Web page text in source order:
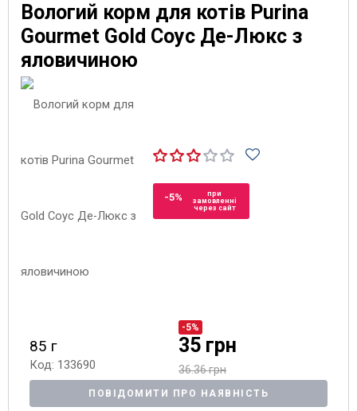
Вологий корм для котів Purina
Gourmet Gold Соус Де-Люкс з
яловичиною
-5%
при
замовленні
через сайт
85 г
Код: 133690
-5%
35 грн
36.36 грн
ПОВІДОМИТИ ПРО НАЯВНІСТЬ